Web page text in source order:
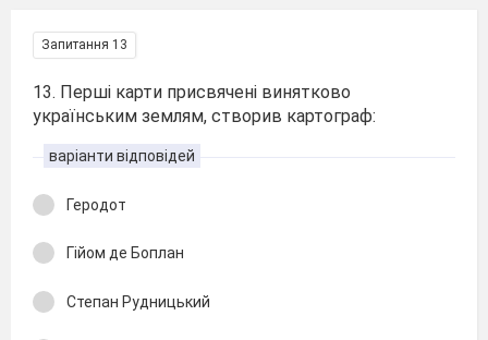
Запитання 13
13. Перші карти присвячені винятково
українським землям, створив картограф:
варіанти відповідей
Геродот
Гійом де Боплан
Степан Рудницький